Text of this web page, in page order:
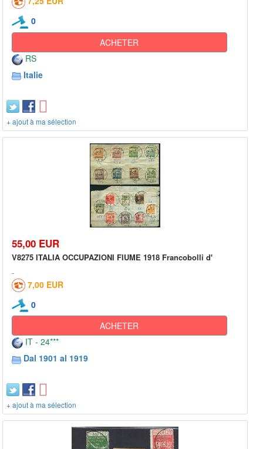
0
ACHETER
RS
Italie
+ ajout à ma sélection
55,00 EUR
V8275 ITALIA OCCUPAZIONI FIUME 1918 Francobolli d'
7,00 EUR
0
ACHETER
IT - 24***
Dal 1901 al 1919
+ ajout à ma sélection